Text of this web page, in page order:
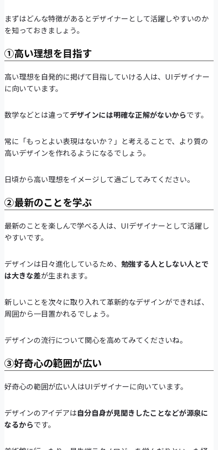
まずはどんな特徴があるとデザイナーとして活躍しやすいのか
を知っておきましょう。
①高い理想を目指す
高い理想を自発的に掲げて目指していける人は、UIデザイナー
に向いています。
数学などとは違ってデザインには明確な正解がないからです。
常に「もっとよい表現はないか？」と考えることで、より質の
高いデザインを作れるようになるでしょう。
日頃から高い理想をイメージして過ごしてみてください。
②最新のことを学ぶ
最新のことを楽しんで学べる人は、UIデザイナーとして活躍し
やすいです。
デザインは日々進化しているため、 勉強する人としない人とで
は大きな差が生まれます。
新しいことを次々に取り入れて革新的なデザインができれば、
周囲から一目置かれるでしょう。
デザインの流行について関心を高めてみてくださいね。
③好奇心の範囲が広い
好奇心の範囲が広い人はUIデザイナーに向いています。
デザインのアイデアは自分自身が見聞きしたことなどが源泉に
なるからです。